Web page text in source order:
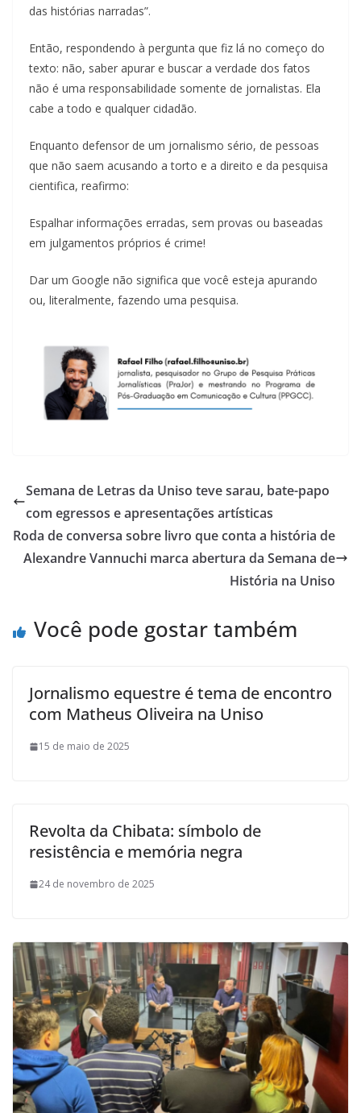
das histórias narradas”.
Então, respondendo à pergunta que fiz lá no começo do
texto: não, saber apurar e buscar a verdade dos fatos
não é uma responsabilidade somente de jornalistas. Ela
cabe a todo e qualquer cidadão.
Enquanto defensor de um jornalismo sério, de pessoas
que não saem acusando a torto e a direito e da pesquisa
cientifica, reafirmo:
Espalhar informações erradas, sem provas ou baseadas
em julgamentos próprios é crime!
Dar um Google não significa que você esteja apurando
ou, literalmente, fazendo uma pesquisa.
Semana de Letras da Uniso teve sarau, bate-papo
com egressos e apresentações artísticas
Roda de conversa sobre livro que conta a história de
Alexandre Vannuchi marca abertura da Semana de
História na Uniso
Você pode gostar também
Jornalismo equestre é tema de encontro
com Matheus Oliveira na Uniso
15 de maio de 2025
Revolta da Chibata: símbolo de
resistência e memória negra
24 de novembro de 2025